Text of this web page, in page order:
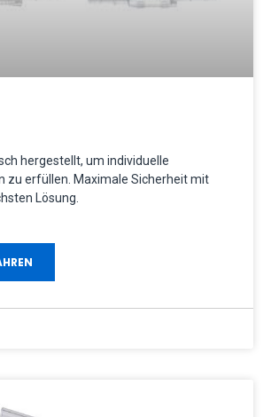
hergestellt, um individuelle
zu erfüllen. Maximale Sicherheit mit
Lösung.